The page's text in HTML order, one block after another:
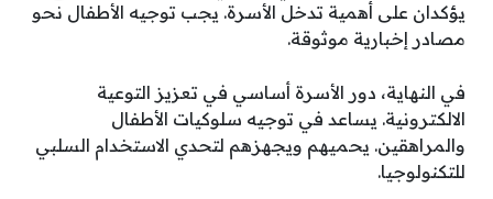
يؤكدان على أهمية تدخل الأسرة. يجب توجيه الأطفال نحو
مصادر إخبارية موثوقة.
في النهاية، دور الأسرة أساسي في تعزيز التوعية
الالكترونية. يساعد في توجيه سلوكيات الأطفال
والمراهقين. يحميهم ويجهزهم لتحدي الاستخدام السلبي
للتكنولوجيا.